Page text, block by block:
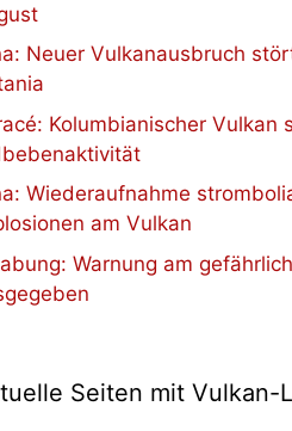
Neuer Vulkanausbruch
Kolumbianischer Vulkan
Wiederaufnahme
am Vulkan
Warnung am
Seiten mit Vulkan-